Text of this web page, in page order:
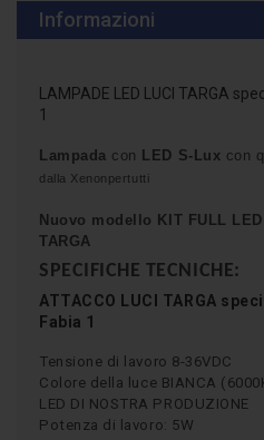
Informazioni
LAMPADE LED LUCI TARGA
1
Lampada con LED S-Lux con
dalla Xenonpertutti
Nuovo modello KIT FULL
TARGA
SPECIFICHE TECNICHE:
ATTACCO LUCI TARGA
Fabia 1
Tensione di lavoro 8-36VDC
Colore della luce BIANCA
LED DI NOSTRA PRODUZIONE
Potenza di lavoro: 5W